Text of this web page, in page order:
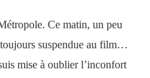
Ce matin, un peu
suspendue au film…
mise à oublier l’inconfort